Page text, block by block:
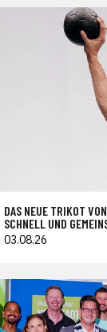
DAS NEUE TRIKOT
SCHNELL UND
03.08.26